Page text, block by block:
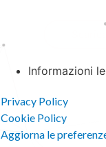
Informazioni
Privacy Policy
Cookie Policy
Aggiorna le